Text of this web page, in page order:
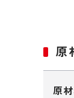
原
原